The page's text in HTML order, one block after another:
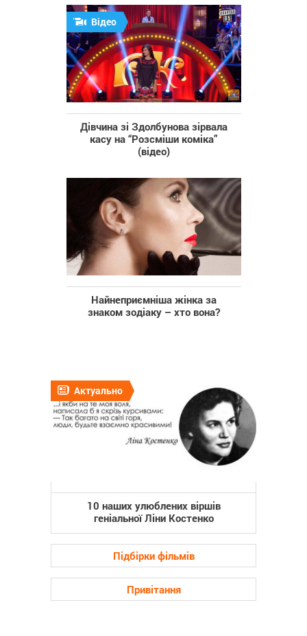
Відео
Дівчина зі Здолбунова зірвала
касу на “Розсміши коміка”
(відео)
Найнеприємніша жінка за
знаком зодіаку – хто вона?
Актуально
10 наших улюблених віршів
геніальної Ліни Костенко
Підбірки фільмів
Привітання